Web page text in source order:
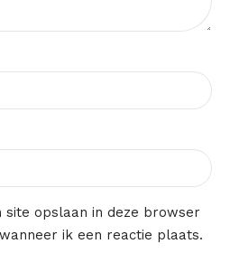
site opslaan in deze browser
ik een reactie plaats.